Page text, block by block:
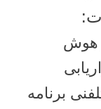
هوش
برنامه